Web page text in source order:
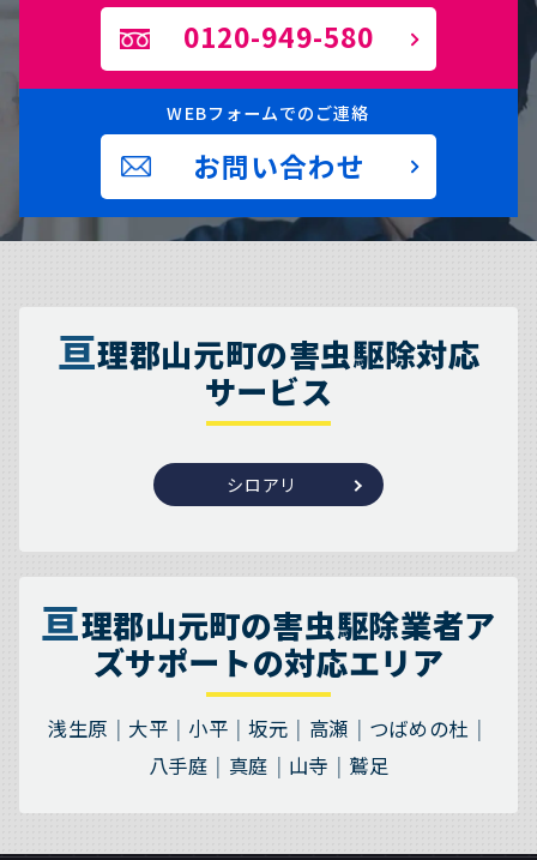
0120-949-580
WEBフォームでのご連絡
お問い合わせ
亘理郡山元町の害虫駆除対応
サービス
シロアリ
亘理郡山元町の害虫駆除業者ア
ズサポートの対応エリア
浅生原 大平 小平 坂元 高瀬
つばめの杜
八手庭
真庭 山寺 鷲足